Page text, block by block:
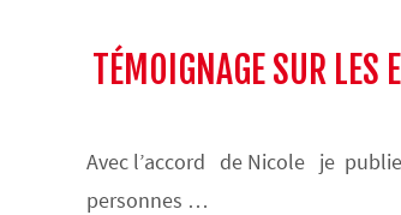
TÉMOIGNAGE SUR LES
Avec l’accord de Nicole je
personnes …